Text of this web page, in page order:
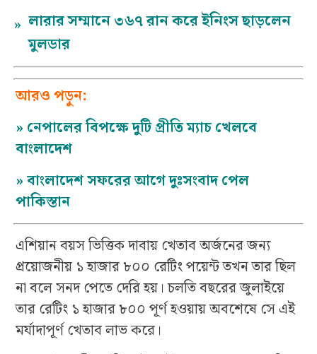
» লারার সম্মানে ৩৬৭ রান করে ইনিংস ছাড়লেন
মুলডার
আরও পড়ুন:
» নেপালের বিপক্ষে দুটি প্রীতি ম্যাচ খেলবে
বাংলাদেশ
»বাংলাদেশ সফরের আগে দুঃসংবাদ পেল
পাকিস্তান
এশিয়ান বয়স ভিত্তিক দাবায় খেতাব অর্জনের জন্য
প্রয়োজনীয় ১ হাজার ৮০০ রেটিং পয়েন্ট তখন তার ছিল
না বলে সনদ পেতে দেরি হয়। চলতি বছরের জুলাইয়ে
তার রেটিং ১ হাজার ৮০০ পূর্ণ হওয়ায় অবশেষে সে এই
মর্যাদাপূর্ণ খেতাব লাভ করে।